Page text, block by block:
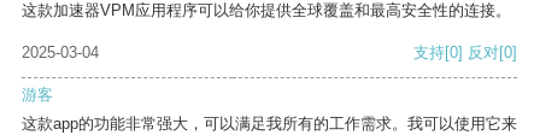
这款加速器VPM应用程序可以给你提供全球覆盖和最高安全性的连接。
2025-03-04 支持[0] 反对[0]
游客
这款app的功能非常强大，可以满足我所有的工作需求。我可以使用它来